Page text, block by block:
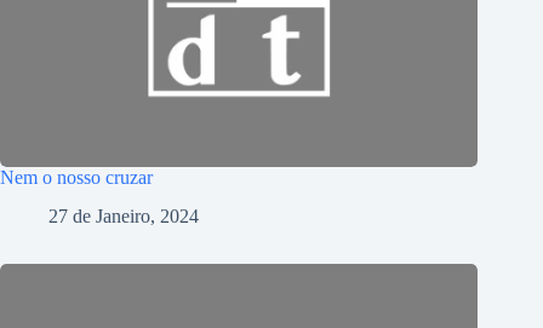
Nem o nosso cruzar
27 de Janeiro, 2024